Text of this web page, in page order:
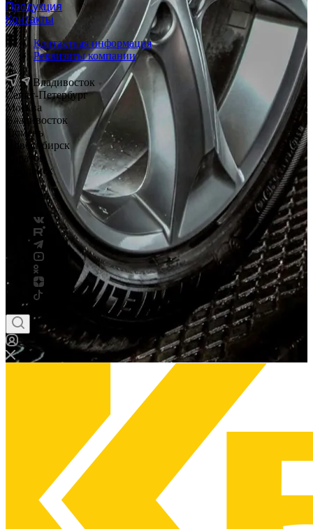
Продукция
Контакты
Контактная информация
Реквизиты компании
Владивосток
Санкт-Петербург
Москва
Владивосток
Тюмень
Новосибирск
Саратов
Смоленск
Беларусь